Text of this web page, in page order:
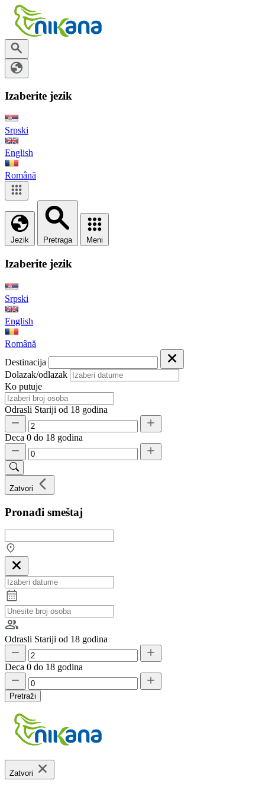
Izaberite jezik
Srpski
English
Română
Jezik Pretraga Meni
Izaberite jezik
Srpski
English
Română
Destinacija
Dolazak/odlazak
Ko putuje
Odrasli Stariji od 18 godina
Deca 0 do 18 godina
Zatvori
Pronađi smeštaj
Odrasli Stariji od 18 godina
Deca 0 do 18 godina
Pretraži
Zatvori